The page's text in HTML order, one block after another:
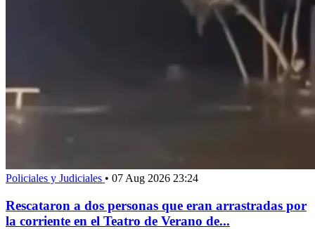
Policiales y Judiciales • 07 Aug 2026 23:24
Rescataron a dos personas que eran arrastradas por
la corriente en el Teatro de Verano de...